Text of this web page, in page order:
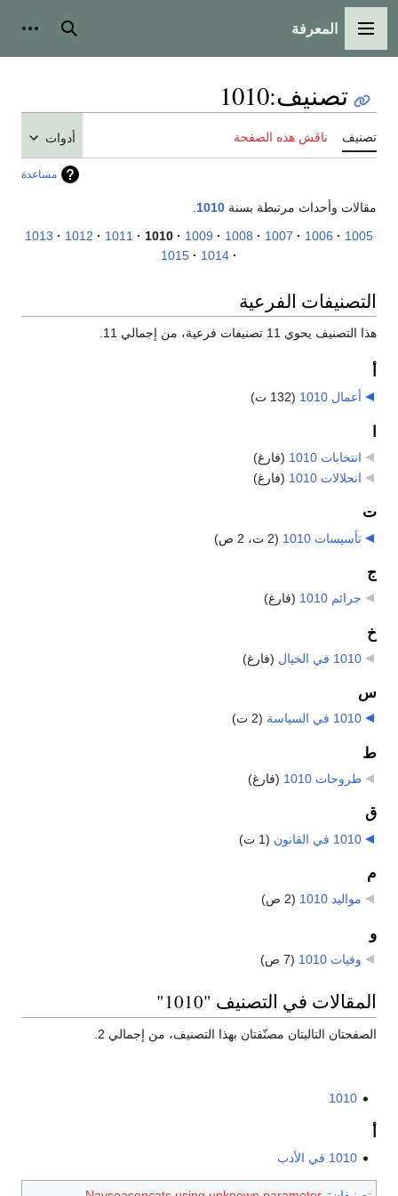
القائمة الرئيسية
المعرفة بحث
تصنيف:
1010
تصنيف ناقش هذه الصفحة أدوات
مساعدة
مقالات وأحداث مرتبطة بسنة 1010
1005
1006
1007
1008
1009
1010
1011
1012
1013
1014
1015
التصنيفات الفرعية
هذا التصنيف يحوي 11 تصنيفات فرعية، من إجمالي 11.
أعمال 1010 (132 ت)
انتخابات 1010
(فارغ)
انحلالات 1010
(فارغ)
ت
تأسيسات 1010 (2 ت، 2 ص)
ج
جرائم 1010 (فارغ)
خ
1010 في الخيال (فارغ)
س
1010 في السياسة (2 ت)
ط
طروحات 1010 (فارغ)
ق
1010 في القانون (1 ت)
م
مواليد 1010 (2 ص)
و
وفيات 1010 (7 ص)
المقالات في التصنيف "1010"
الصفحتان التاليتان مصنّفتان بهذا التصنيف، من إجمالي 2.
1010
1010 في الأدب